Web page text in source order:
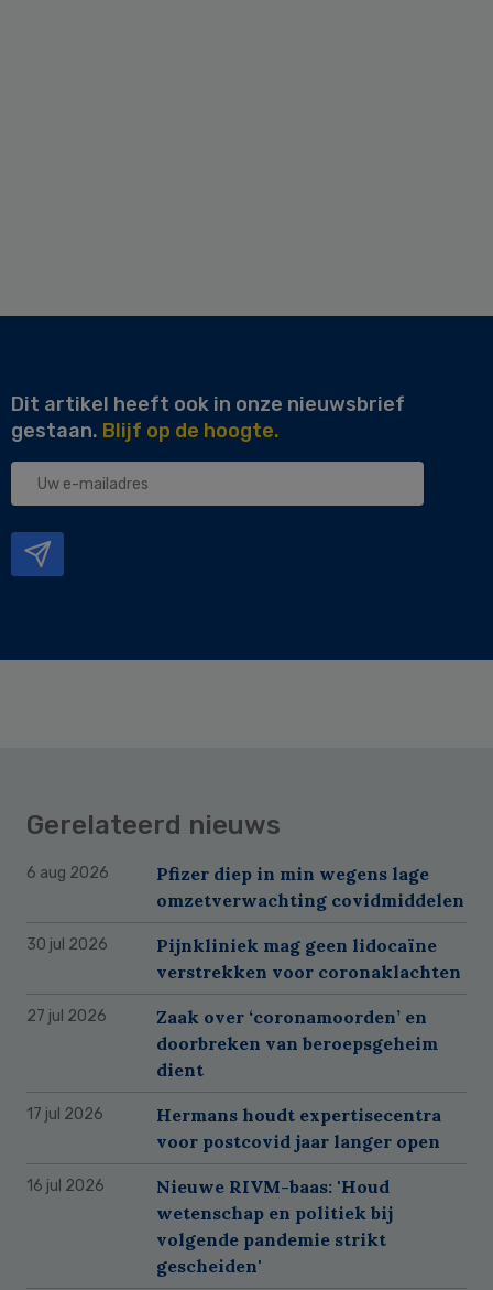
Dit artikel heeft ook in onze nieuwsbrief
gestaan. Blijf op de hoogte.
Uw
Gerelateerd nieuws
6 aug 2026
Pfizer diep in min wegens lage
omzetverwachting covidmiddelen
30 jul 2026
Pijnkliniek mag geen lidocaïne
verstrekken voor coronaklachten
27 jul 2026
Zaak over ‘coronamoorden’ en
doorbreken van beroepsgeheim
dient
17 jul 2026
Hermans houdt expertisecentra
voor postcovid jaar langer open
16 jul 2026
Nieuwe RIVM-baas: 'Houd
wetenschap en politiek bij
volgende pandemie strikt
gescheiden'